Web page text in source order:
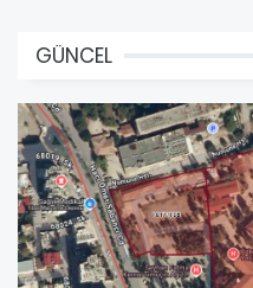
GÜNCEL